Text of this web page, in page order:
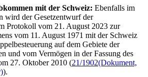
mit der Schweiz: Ebenfalls im
wird der Gesetzentwurf der
Protokoll vom 21. August 2023 zur
vom 11. August 1971 mit der Schweiz
auf dem Gebiete der
und vom Vermögen in der Fassung des
27. Oktober 2010 (21/1902(Dokument,
).